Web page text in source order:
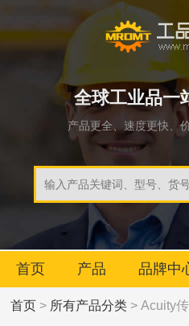
全球工业品一
产品更全、速度更快、
首页 产品 品牌中
首页 > 所有产品分类 > Acuity